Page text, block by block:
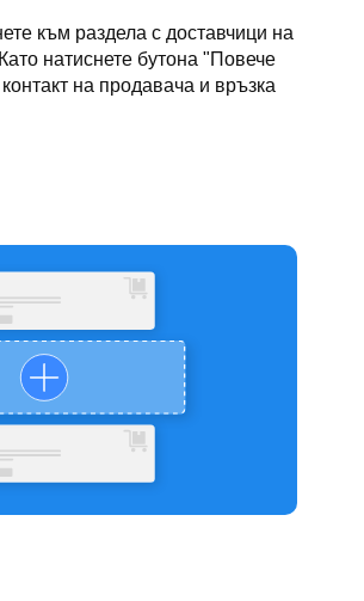
към раздела с доставчици на
натиснете бутона "Повече
на продавача и връзка